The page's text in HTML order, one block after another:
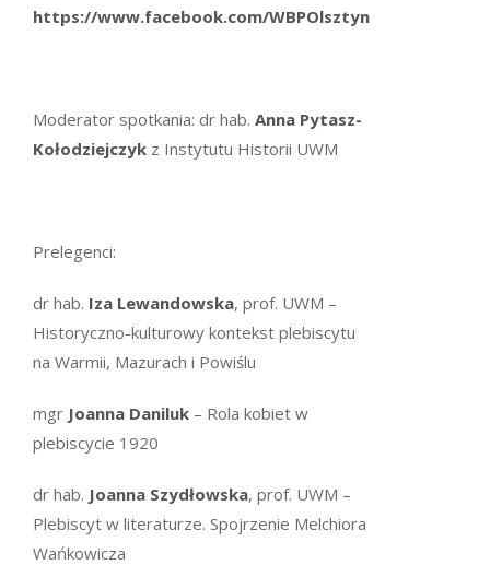
https://www.facebook.com/WBPOlsztyn
Moderator spotkania: dr hab. Anna Pytasz-
Kołodziejczyk z Instytutu Historii UWM
Prelegenci:
dr hab. Iza Lewandowska, prof. UWM –
Historyczno-kulturowy kontekst plebiscytu
na Warmii, Mazurach i Powiślu
mgr Joanna Daniluk – Rola kobiet w
plebiscycie 1920
dr hab. Joanna Szydłowska, prof. UWM –
Plebiscyt w literaturze. Spojrzenie Melchiora
Wańkowicza